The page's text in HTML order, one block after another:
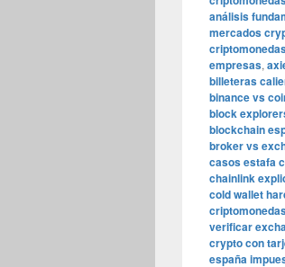
análisis
mercados
empresas,
billeteras
binance vs
block
blockchain
broker vs
casos estafa
chainlink
cold wallet
verificar
crypto con
españa